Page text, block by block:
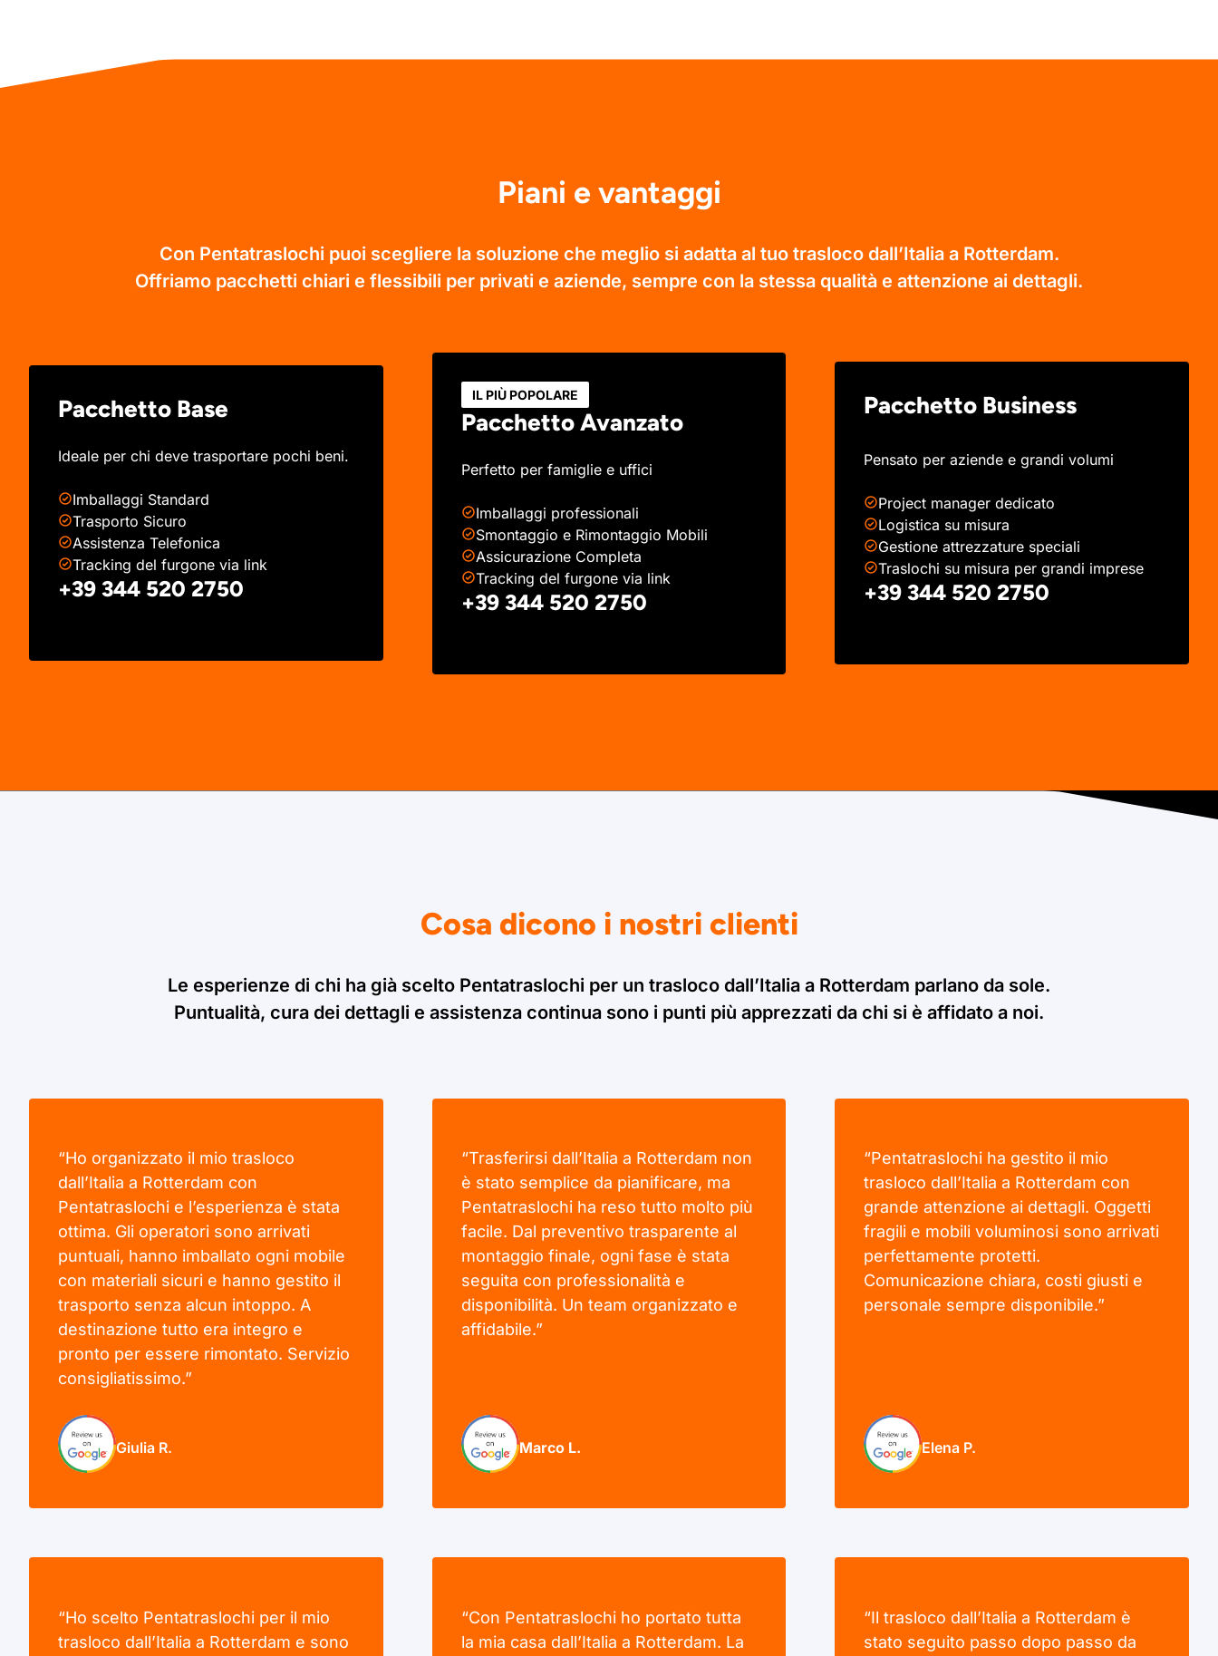
Piani e vantaggi
Con Pentatraslochi puoi scegliere la soluzione che meglio si adatta al tuo trasloco dall’Italia a Rotterdam.
Offriamo pacchetti chiari e flessibili per privati e aziende, sempre con la stessa qualità e attenzione ai dettagli.
Pacchetto Base
Ideale per chi deve trasportare pochi beni.
Imballaggi Standard
Trasporto Sicuro
Assistenza Telefonica
Tracking del furgone via link
+39 344 520 2750
IL PIÙ POPOLARE
Pacchetto Avanzato
Perfetto per famiglie e uffici
Imballaggi professionali
Smontaggio e Rimontaggio Mobili
Assicurazione Completa
Tracking del furgone via link
+39 344 520 2750
Pacchetto Business
Pensato per aziende e grandi volumi
Project manager dedicato
Logistica su misura
Gestione attrezzature speciali
Traslochi su misura per grandi imprese
+39 344 520 2750
Cosa dicono i nostri clienti
Le esperienze di chi ha già scelto Pentatraslochi per un trasloco dall’Italia a Rotterdam parlano da sole.
Puntualità, cura dei dettagli e assistenza continua sono i punti più apprezzati da chi si è affidato a noi.
“Ho organizzato il mio trasloco
dall’Italia a Rotterdam con
Pentatraslochi e l’esperienza è stata
ottima. Gli operatori sono arrivati
puntuali, hanno imballato ogni mobile
con materiali sicuri e hanno gestito il
trasporto senza alcun intoppo. A
destinazione tutto era integro e
pronto per essere rimontato. Servizio
consigliatissimo.”
Giulia R.
“Trasferirsi dall’Italia a Rotterdam non
è stato semplice da pianificare, ma
Pentatraslochi ha reso tutto molto più
facile. Dal preventivo trasparente al
montaggio finale, ogni fase è stata
seguita con professionalità e
disponibilità. Un team organizzato e
affidabile.”
Marco L.
“Pentatraslochi ha gestito il mio
trasloco dall’Italia a Rotterdam con
grande attenzione ai dettagli. Oggetti
fragili e mobili voluminosi sono arrivati
perfettamente protetti.
Comunicazione chiara, costi giusti e
personale sempre disponibile.”
Elena P.
“Ho scelto Pentatraslochi per il mio
trasloco dall’Italia a Rotterdam e sono
“Con Pentatraslochi ho portato tutta
la mia casa dall’Italia a Rotterdam. La
“Il trasloco dall’Italia a Rotterdam è
stato seguito passo dopo passo da